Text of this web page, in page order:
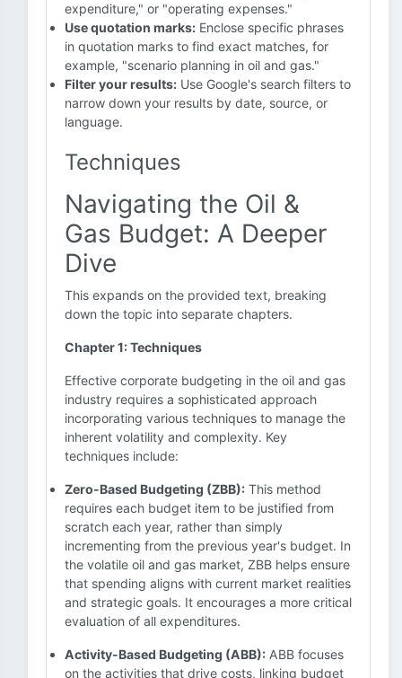
expenditure," or "operating expenses."
Use quotation marks: Enclose specific phrases
in quotation marks to find exact matches, for
example, "scenario planning in oil and gas."
Filter your results: Use Google's search filters to
narrow down your results by date, source, or
language.
Techniques
Navigating the Oil &
Gas Budget: A Deeper
Dive
This expands on the provided text, breaking
down the topic into separate chapters.
Chapter 1: Techniques
Effective corporate budgeting in the oil and gas
industry requires a sophisticated approach
incorporating various techniques to manage the
inherent volatility and complexity. Key
techniques include:
Zero-Based Budgeting (ZBB): This method
requires each budget item to be justified from
scratch each year, rather than simply
incrementing from the previous year's budget. In
the volatile oil and gas market, ZBB helps ensure
that spending aligns with current market realities
and strategic goals. It encourages a more critical
evaluation of all expenditures.
Activity-Based Budgeting (ABB): ABB focuses
on the activities that drive costs, linking budget